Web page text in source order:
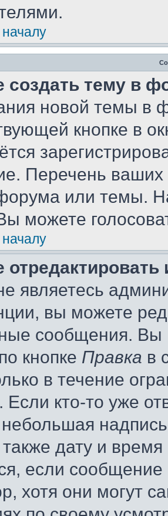
создать тему в
новой темы в
кнопке в
Перечень ваших
или темы.
можете
являетесь
вы можете
сообщения. Вы
кнопке Правка в
в течение
Если кто-то уже
также дату и
если
хотя они могут